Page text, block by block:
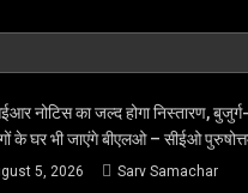
नोटिस का जल्द होगा निस्तारण, बुजुर्ग-
के घर भी जाएंगे बीएलओ – सीईओ
5, 2026 Sarv Samachar